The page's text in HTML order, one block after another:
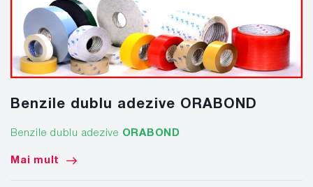
Benzile dublu adezive ORABOND
Benzile dublu adezive ORABOND
Mai mult